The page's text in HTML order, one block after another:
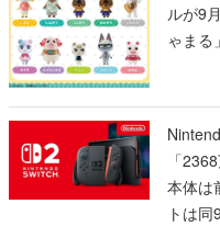
ルが9
ゃまる
「
本体は
トは